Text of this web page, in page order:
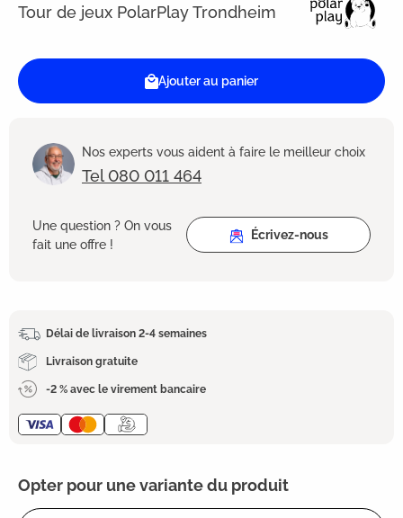
Tour de jeux PolarPlay Trondheim
Ajouter au panier
Nos experts vous aident à faire le meilleur choix
Tel 080 011 464
Une question ? On vous
fait une offre !
Écrivez-nous
Délai de livraison 2-4 semaines
Livraison gratuite
-2 % avec le virement bancaire
Opter pour une variante du produit